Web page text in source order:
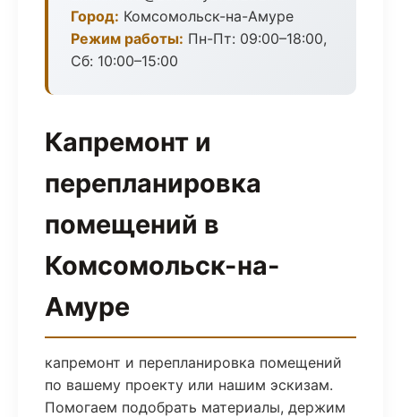
Город: Комсомольск-на-Амуре
Режим работы: Пн-Пт: 09:00–18:00,
Сб: 10:00–15:00
Капремонт и
перепланировка
помещений в
Комсомольск-на-
Амуре
капремонт и перепланировка помещений
по вашему проекту или нашим эскизам.
Помогаем подобрать материалы, держим